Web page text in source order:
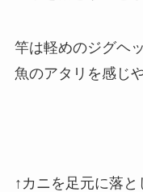
竿は軽めのジグヘ
魚のアタリを感じ
↑カニを足元に落